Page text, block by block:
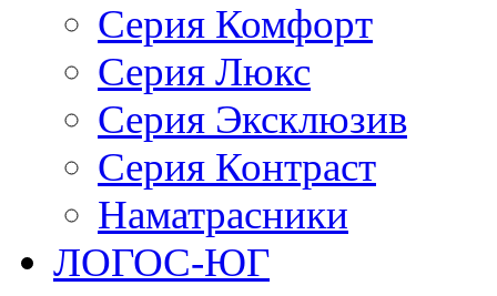
Серия Комфорт
Серия Люкс
Серия Эксклюзив
Серия Контраст
Наматрасники
ЛОГОС-ЮГ